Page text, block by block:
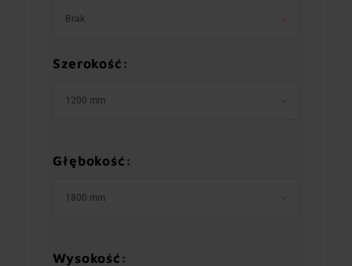
Brak
Szerokość:
1200 mm
Głębokość:
1800 mm
Wysokość: